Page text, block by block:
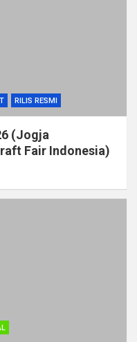
RILIS RESMI
(Jogja
Fair Indonesia)